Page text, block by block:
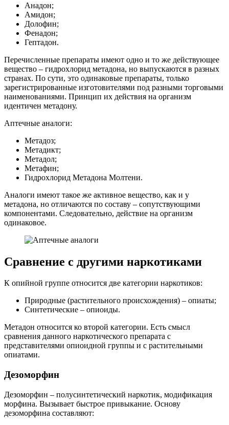
Анадон;
Амидон;
Долофин;
Фенадон;
Гептадон.
Перечисленные препараты имеют одно и то же действующее
вещество – гидрохлорид метадона, но выпускаются в разных
странах. По сути, это одинаковые препараты, только
зарегистрированные изготовителями под разными торговыми
наименованиями. Принцип их действия на организм
идентичен метадону.
Аптечные аналоги:
Метадоз;
Метадикт;
Метадол;
Метафин;
Гидрохлорид Метадона Молтени.
Аналоги имеют такое же активное вещество, как и у
метадона, но отличаются по составу – сопутствующими
компонентами. Следовательно, действие на организм
одинаковое.
Сравнение с другими наркотиками
К опийной группе относится две категории наркотиков:
Природные (растительного происхождения) – опиаты;
Синтетические – опиоиды.
Метадон относится ко второй категории. Есть смысл
сравнения данного наркотического препарата с
представителями опиоидной группы и с растительными
опиатами.
Дезоморфин
Дезоморфин – полусинтетический наркотик, модификация
морфина. Вызывает быстрое привыкание. Основу
дезоморфина составляют: